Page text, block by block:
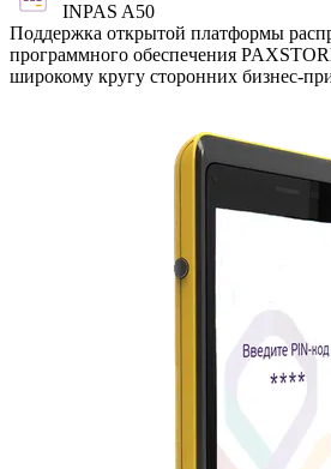
INPAS A50
Поддержка открытой платформы
программного обеспечения
широкому кругу сторонних бизнес-